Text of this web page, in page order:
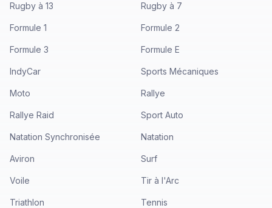
Rugby à 13 Rugby à 7
Formule 1 Formule 2
Formule 3 Formule E
IndyCar Sports Mécaniques
Moto Rallye
Rallye Raid Sport Auto
Natation Synchronisée Natation
Aviron Surf
Voile Tir à l'Arc
Triathlon Tennis